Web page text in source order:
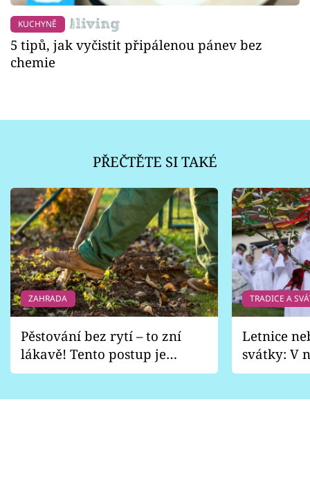
KUCHYNĚ
5 tipů, jak vyčistit připálenou pánev bez
chemie
PŘEČTĚTE SI TAKÉ
ZAHRADA
Pěstování bez rytí – to zní
lákavě! Tento postup je
vhodný jen pro některé
TRADICE A
Letnice
svátky: V
pondělí